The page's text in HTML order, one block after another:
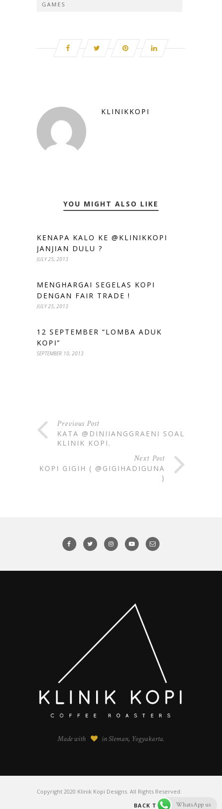
GAMES
KLINIKKOPI
YOU MIGHT ALSO LIKE
KENAPA KALO KE @KLINIKKOPI
JANJIAN DULU ?
JULY 25, 2013
MENGHARGAI SEGELAS KOPI
DENGAN FAIR TRADE !
JULY 25, 2013
12 SEPTEMBER “LOMBA ADUK
KOPI”
SEPTEMBER 10, 2013
Previous Post
KATA @DINIIANGGRAENI SOAL
KLINIK KOPI.
Next Post
KOPI GIGIH ( @GIGIHADIGUNA
)
Made with in Sleman, Yogyakarta.
Copyright 2020 Klinik Kopi Designs. All Rights Reserved.
BACK TO TOPWhatsApp us